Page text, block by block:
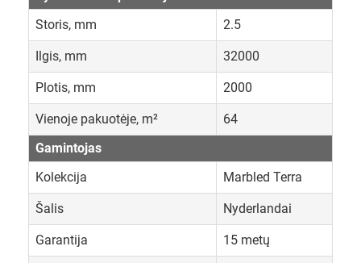
Storis, mm
2.5
Ilgis, mm 32000
Plotis, mm 2000
Vienoje pakuotėje, m²
64
Gamintojas
Kolekcija
Marbled Terra
Šalis Nyderlandai
Garantija 15 metų